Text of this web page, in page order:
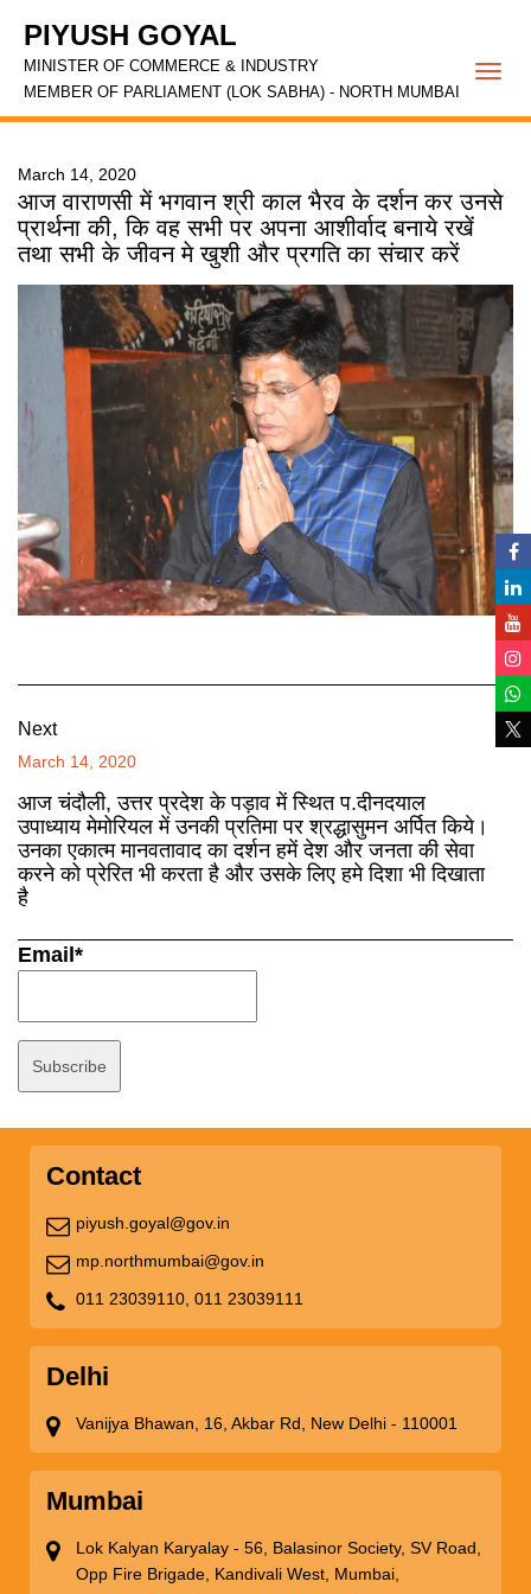
PIYUSH GOYAL
MINISTER OF COMMERCE & INDUSTRY
MEMBER OF PARLIAMENT (LOK SABHA) - NORTH MUMBAI
March 14, 2020
आज वाराणसी में भगवान श्री काल भैरव के दर्शन कर उनसे
प्रार्थना की, कि वह सभी पर अपना आशीर्वाद बनाये रखें
तथा सभी के जीवन मे खुशी और प्रगति का संचार करें
Next
March 14, 2020
आज चंदौली, उत्तर प्रदेश के पड़ाव में स्थित प.दीनदयाल
उपाध्याय मेमोरियल में उनकी प्रतिमा पर श्रद्धासुमन अर्पित किये।
उनका एकात्म मानवतावाद का दर्शन हमें देश और जनता की सेवा
करने को प्रेरित भी करता है और उसके लिए हमे दिशा भी दिखाता
है
Email*
Contact
piyush.goyal@gov.in
mp.northmumbai@gov.in
011 23039110, 011 23039111
Delhi
Vanijya Bhawan, 16, Akbar Rd, New Delhi - 110001
Mumbai
Lok Kalyan Karyalay - 56, Balasinor Society, SV Road,
Opp Fire Brigade, Kandivali West, Mumbai,